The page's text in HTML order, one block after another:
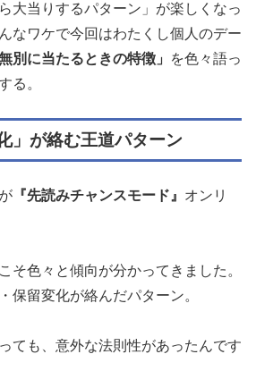
大当りするパターン」が楽しくなっ
なワケで今回はわたくし個人のデー
別に当たるときの特徴」
を色々語っ
る。
」が絡む王道パターン
『先読みチャンスモード』 オンリ
そ色々と傾向が分かってきました。
保留変化が絡んだパターン。
ても、意外な法則性があったんです